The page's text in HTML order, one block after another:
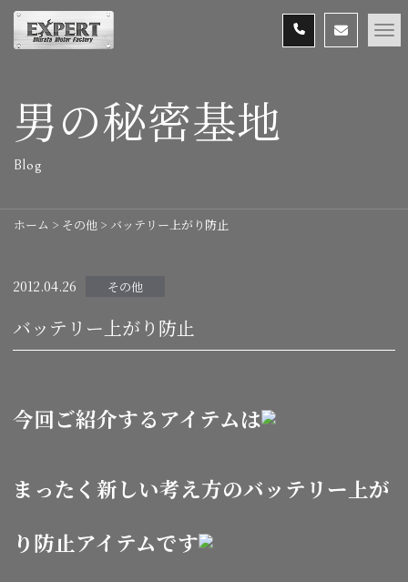
男の秘密基地
Blog
ホーム > その他 > バッテリー上がり防止
2012.04.26 その他
バッテリー上がり防止
今回ご紹介するアイテムは
まったく新しい考え方のバッテリー上が
り防止アイテムです